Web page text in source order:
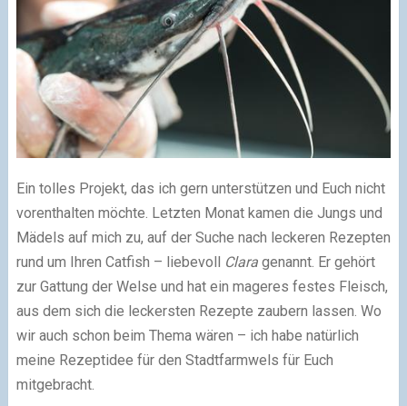
Ein tolles Projekt, das ich gern unterstützen und Euch nicht
vorenthalten möchte. Letzten Monat kamen die Jungs und
Mädels auf mich zu, auf der Suche nach leckeren Rezepten
rund um Ihren Catfish – liebevoll Claragenannt. Er gehört
zur Gattung der Welse und hat ein mageres festes Fleisch,
aus dem sich die leckersten Rezepte zaubern lassen. Wo
wir auch schon beim Thema wären – ich habe natürlich
meine Rezeptidee für den Stadtfarmwels für Euch
mitgebracht.